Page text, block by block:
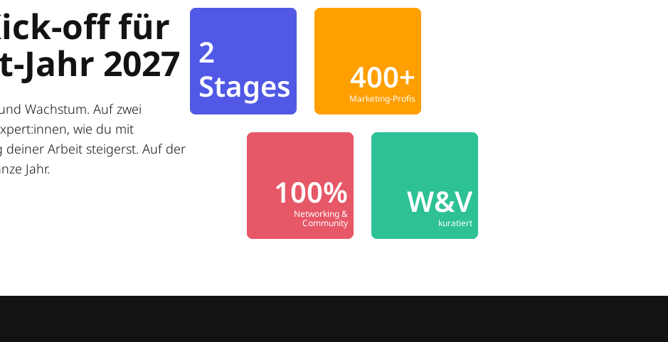
off für
Jahr 2027
Wachstum. Auf zwei
wie du mit
Arbeit steigerst. Auf der
Jahr.
2
Stages
400+
Marketing-Profis
100%
Networking &
Community
W&V
kuratiert